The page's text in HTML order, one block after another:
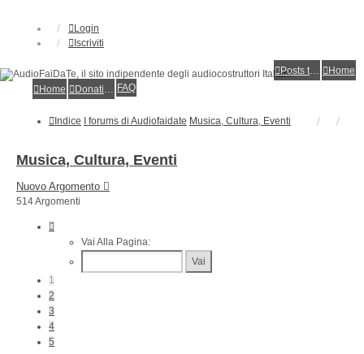
Login
Iscriviti
Posts toplist
Home
Home
Donations FAQ
Indice I forums di Audiofaidate Musica, Cultura, Eventi
Musica, Cultura, Eventi
Nuovo Argomento
514 Argomenti
Vai Alla Pagina:
1
2
3
4
5